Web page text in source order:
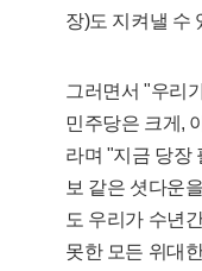
장)도 지켜낼 수
그러면서 "우리
민주당은 크게,
라며 "지금 당장
보 같은 셧다운
도 우리가 수년
못한 모든 위대